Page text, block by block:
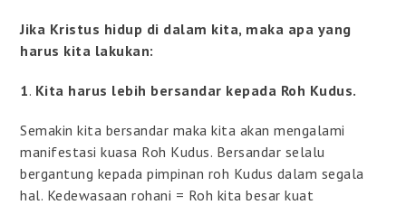
Jika Kristus hidup di dalam kita, maka apa yang
harus kita lakukan:
1. Kita harus lebih bersandar kepada Roh Kudus.
Semakin kita bersandar maka kita akan mengalami
manifestasi kuasa Roh Kudus. Bersandar selalu
bergantung kepada pimpinan roh Kudus dalam segala
hal. Kedewasaan rohani = Roh kita besar kuat